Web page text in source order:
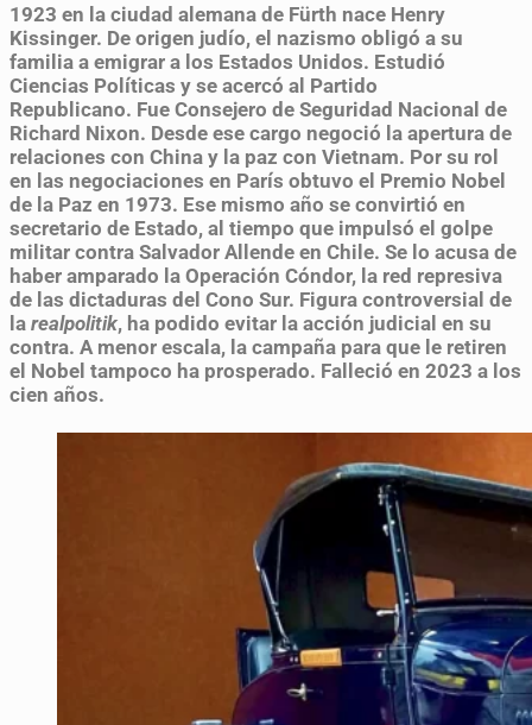
1923 en la ciudad alemana de Fürth nace Henry
Kissinger. De origen judío, el nazismo obligó a su
familia a emigrar a los Estados Unidos. Estudió
Ciencias Políticas y se acercó al Partido
Republicano. Fue Consejero de Seguridad Nacional de
Richard Nixon. Desde ese cargo negoció la apertura de
relaciones con China y la paz con Vietnam. Por su rol
en las negociaciones en París obtuvo el Premio Nobel
de la Paz en 1973. Ese mismo año se convirtió en
secretario de Estado, al tiempo que impulsó el golpe
militar contra Salvador Allende en Chile. Se lo acusa de
haber amparado la Operación Cóndor, la red represiva
de las dictaduras del Cono Sur. Figura controversial de
la realpolitik, ha podido evitar la acción judicial en su
contra. A menor escala, la campaña para que le retiren
el Nobel tampoco ha prosperado. Falleció en 2023 a los
cien años.